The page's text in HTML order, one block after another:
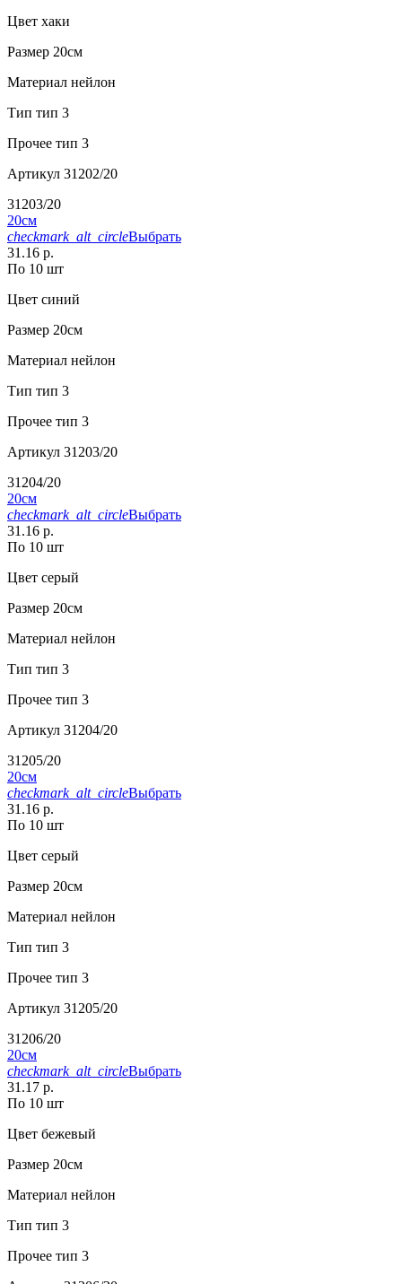
Цвет хаки
Размер 20см
Материал нейлон
Тип тип 3
Прочее тип 3
Артикул 31202/20
31203/20
20см
checkmark_alt_circleВыбрать
31.16 р.
По 10 шт
Цвет синий
Размер 20см
Материал нейлон
Тип тип 3
Прочее тип 3
Артикул 31203/20
31204/20
20см
checkmark_alt_circleВыбрать
31.16 р.
По 10 шт
Цвет серый
Размер 20см
Материал нейлон
Тип тип 3
Прочее тип 3
Артикул 31204/20
31205/20
20см
checkmark_alt_circleВыбрать
31.16 р.
По 10 шт
Цвет серый
Размер 20см
Материал нейлон
Тип тип 3
Прочее тип 3
Артикул 31205/20
31206/20
20см
checkmark_alt_circleВыбрать
31.17 р.
По 10 шт
Цвет бежевый
Размер 20см
Материал нейлон
Тип тип 3
Прочее тип 3